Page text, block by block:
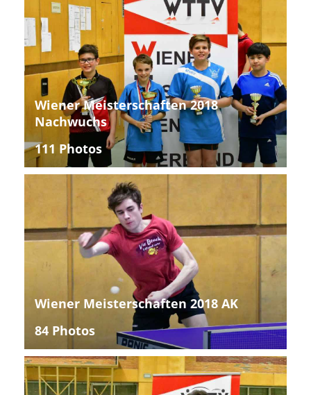
Wiener Meisterschaften 2018
Nachwuchs
111 Photos
Wiener Meisterschaften 2018 AK
84 Photos